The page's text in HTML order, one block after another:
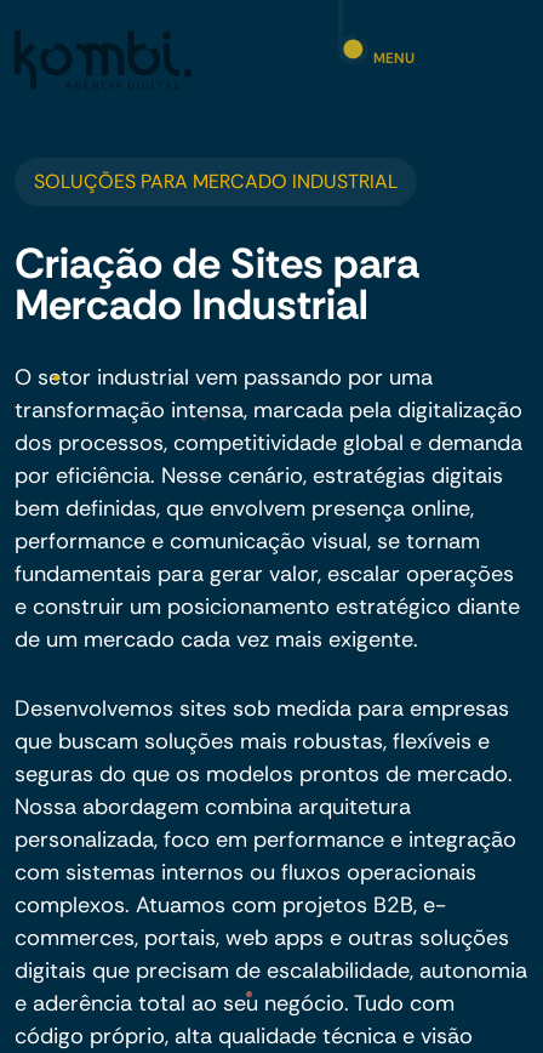
MENU
SOLUÇÕES PARA MERCADO INDUSTRIAL
Criação de Sites para
Mercado Industrial
O setor industrial vem passando por uma
transformação intensa, marcada pela digitalização
dos processos, competitividade global e demanda
por eficiência. Nesse cenário, estratégias digitais
bem definidas, que envolvem presença online,
performance e comunicação visual, se tornam
fundamentais para gerar valor, escalar operações
e construir um posicionamento estratégico diante
de um mercado cada vez mais exigente.
Desenvolvemos sites sob medida para empresas
que buscam soluções mais robustas, flexíveis e
seguras do que os modelos prontos de mercado.
Nossa abordagem combina arquitetura
personalizada, foco em performance e integração
com sistemas internos ou fluxos operacionais
complexos. Atuamos com projetos B2B, e-
commerces, portais, web apps e outras soluções
digitais que precisam de escalabilidade, autonomia
e aderência total ao seu negócio. Tudo com
código próprio, alta qualidade técnica e visão